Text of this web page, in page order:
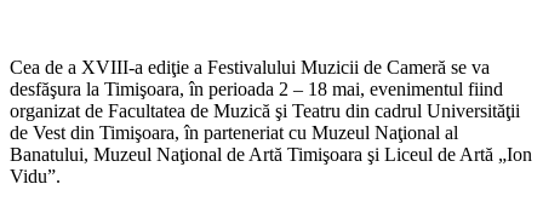
Cea de a XVIII-a ediţie a Festivalului Muzicii de Cameră se va
desfăşura la Timişoara, în perioada 2 – 18 mai, evenimentul fiind
organizat de Facultatea de Muzică şi Teatru din cadrul Universităţii
de Vest din Timişoara, în parteneriat cu Muzeul Naţional al
Banatului, Muzeul Naţional de Artă Timişoara şi Liceul de Artă „Ion
Vidu”.